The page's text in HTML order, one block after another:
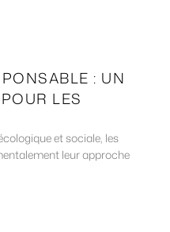
: UN
LES
et sociale, les
leur approche